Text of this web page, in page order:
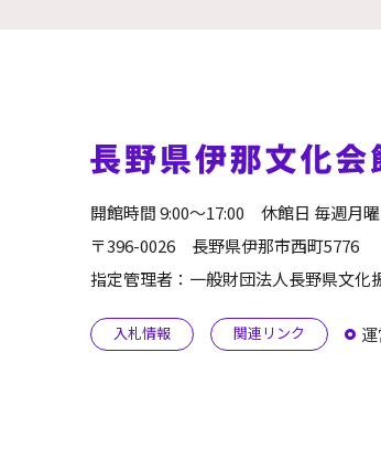
開館時間 9:00～17:00 休館日 毎週月
〒396-0026 長野県伊那市西町5776
指定管理者：一般財団法人長野県文化
入札情報 関連リンク